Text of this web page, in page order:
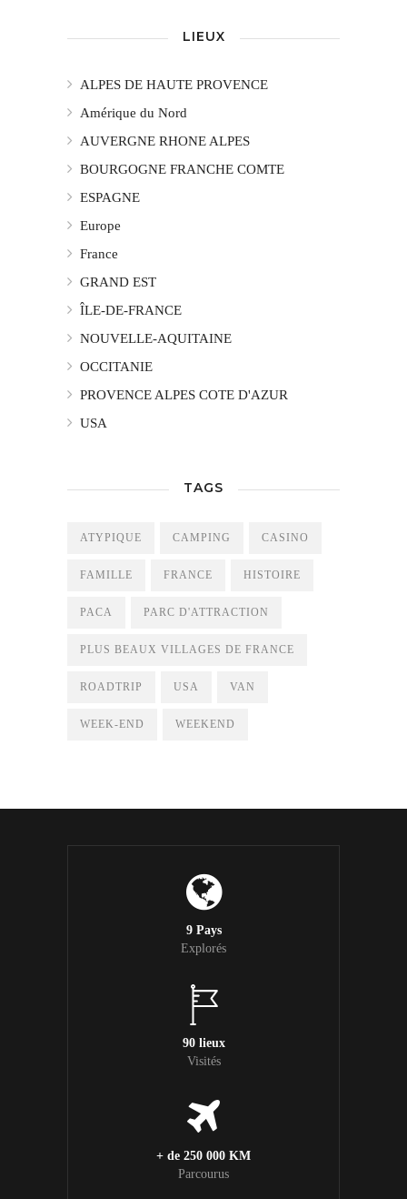
LIEUX
ALPES DE HAUTE PROVENCE
Amérique du Nord
AUVERGNE RHONE ALPES
BOURGOGNE FRANCHE COMTE
ESPAGNE
Europe
France
GRAND EST
ÎLE-DE-FRANCE
NOUVELLE-AQUITAINE
OCCITANIE
PROVENCE ALPES COTE D'AZUR
USA
TAGS
ATYPIQUE CAMPING CASINO
FAMILLE FRANCE HISTOIRE
PACA PARC D'ATTRACTION
PLUS BEAUX VILLAGES DE FRANCE
ROADTRIP USA VAN
WEEK-END WEEKEND
9 Pays
Explorés
90 lieux
Visités
+ de 250 000 KM
Parcourus